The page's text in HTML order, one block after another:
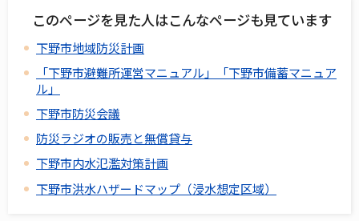
このページを見た人はこんなページも見ています
下野市地域防災計画
「下野市避難所運営マニュアル」「下野市備蓄マニュア
ル」
下野市防災会議
防災ラジオの販売と無償貸与
下野市内水氾濫対策計画
下野市洪水ハザードマップ（浸水想定区域）